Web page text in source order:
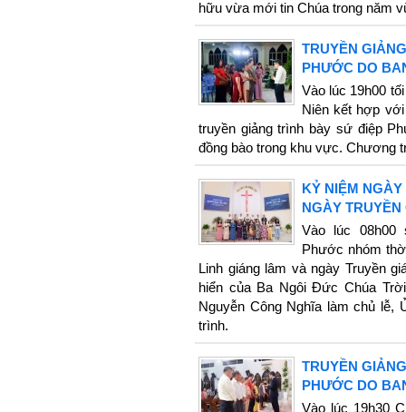
hữu vừa mới tin Chúa trong năm
TRUYỀN
PHƯỚC DO
Vào lúc 19h00
Niên kết hợp
truyền giảng trình bày sứ điệp
đồng bào trong khu vực. Chương
KỶ NIỆM
NGÀY
Vào lúc 08h00
Phước nhóm
Linh giáng lâm và ngày Truyền
hiển của Ba Ngôi Đức Chúa
Nguyễn Công Nghĩa làm chủ lễ,
trình.
TRUYỀN
PHƯỚC DO
Vào lúc 19h30